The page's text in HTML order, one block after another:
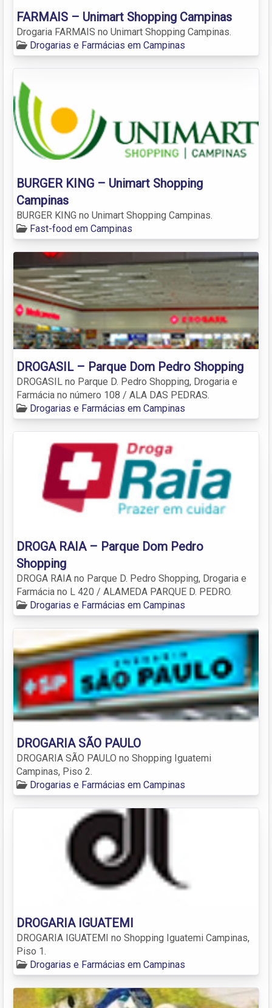
FARMAIS – Unimart Shopping Campinas
Drogaria FARMAIS no Unimart Shopping Campinas.
Drogarias e Farmácias em Campinas
BURGER KING – Unimart Shopping
Campinas
BURGER KING no Unimart Shopping Campinas.
Fast-food em Campinas
DROGASIL – Parque Dom Pedro Shopping
DROGASIL no Parque D. Pedro Shopping, Drogaria e
Farmácia no número 108 / ALA DAS PEDRAS.
Drogarias e Farmácias em Campinas
DROGA RAIA – Parque Dom Pedro
Shopping
DROGA RAIA no Parque D. Pedro Shopping, Drogaria e
Farmácia no L 420 / ALAMEDA PARQUE D. PEDRO.
Drogarias e Farmácias em Campinas
DROGARIA SÃO PAULO
DROGARIA SÃO PAULO no Shopping Iguatemi
Campinas, Piso 2.
Drogarias e Farmácias em Campinas
DROGARIA IGUATEMI
DROGARIA IGUATEMI no Shopping Iguatemi Campinas,
Piso 1.
Drogarias e Farmácias em Campinas